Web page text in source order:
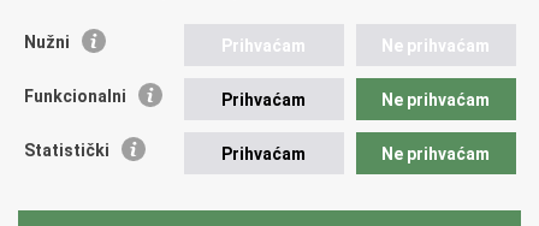
Nepravilnosti
Javna nabava u MVEP-u
Nadzor rada i unutarnja revizija službe vanjskih poslova
Nužni Prihvaćam Ne prihvaćam
Funkcionalni Prihvaćam Ne prihvaćam
Statistički Prihvaćam Ne prihvaćam